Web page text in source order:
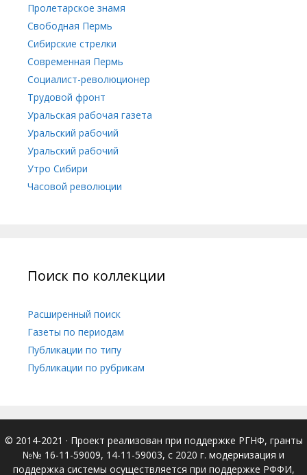
Пролетарское знамя
Свободная Пермь
Сибирские стрелки
Современная Пермь
Социалист-революционер
Трудовой фронт
Уральская рабочая газета
Уральский рабочий
Уральский рабочий
Утро Сибири
Часовой революции
Поиск по коллекции
Расширенный поиск
Газеты по периодам
Публикации по типу
Публикации по рубрикам
© 2014-2021 · Проект реализован при поддержке РГНФ, гранты
№№ 16-11-59009, 14-11-59003, с 2020 г. модернизация и
поддержка системы осуществляется при поддержке РФФИ,